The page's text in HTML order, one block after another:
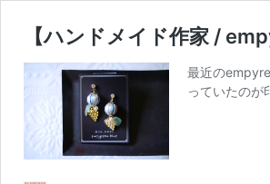
【ハンドメイド作家 /
最近の
っていたの